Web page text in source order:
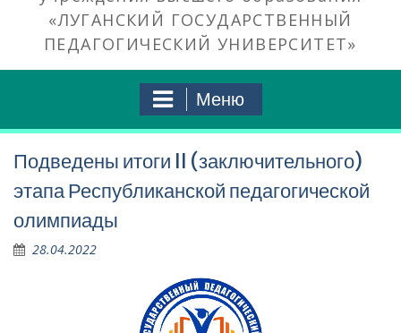
«ЛУГАНСКИЙ ГОСУДАРСТВЕННЫЙ
ПЕДАГОГИЧЕСКИЙ УНИВЕРСИТЕТ»
Меню
Подведены итоги II (заключительного)
этапа Республиканской педагогической
олимпиады
28.04.2022